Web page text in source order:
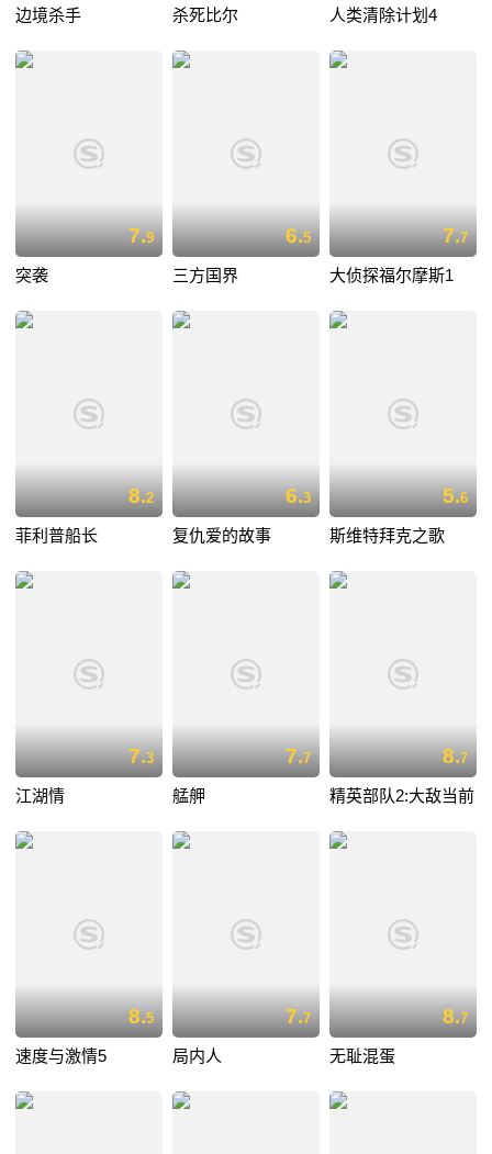
边境杀手 杀死比尔 人类清除计划4
7.9
突袭
6.5
三方国界
7.7
大侦探福尔摩斯1
8.2
菲利普船长
6.3
复仇爱的故事
5.6
斯维特拜克之歌
7.3
江湖情
7.7
艋舺
8.7
精英部队2:大敌当前
8.5
速度与激情5
7.7
局内人
8.7
无耻混蛋